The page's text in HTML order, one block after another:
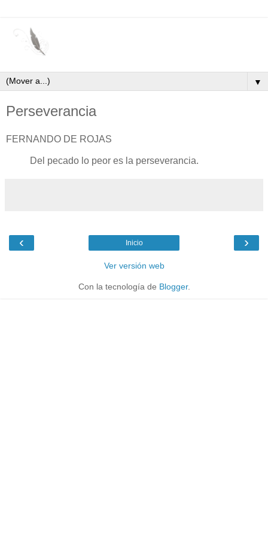
▼
Perseverancia
FERNANDO DE ROJAS
Del pecado lo peor es la perseverancia.
‹ ›
Inicio
Ver versión web
Con la tecnología de Blogger.